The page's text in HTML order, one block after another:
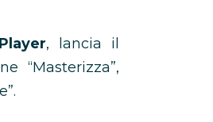
, lancia il
“Masterizza”,